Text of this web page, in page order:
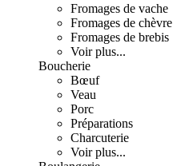
Fromages de vache
Fromages de chèvre
Fromages de brebis
Voir plus...
Boucherie
Bœuf
Veau
Porc
Préparations
Charcuterie
Voir plus...